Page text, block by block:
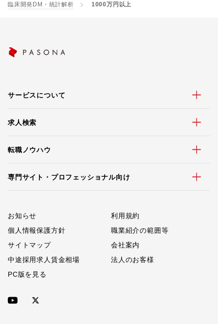
臨床開発DM・統計解析 1000万円以上
サービスについて
求人検索
転職ノウハウ
専門サイト・プロフェッショナル向け
お知らせ
利用規約
個人情報保護方針
職業紹介の範囲等
サイトマップ
会社案内
中途採用求人賃金相場
法人のお客様
PC版を見る